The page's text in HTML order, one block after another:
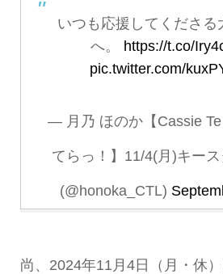
いつも応援してくださる
へ。 https://t.co/
pic.twitter.com/
— 月乃 ほのか【Cassie Te
てらっ！】11/4(月)キー
(@honoka_CTL)
尚、2024年11月4日（月・休